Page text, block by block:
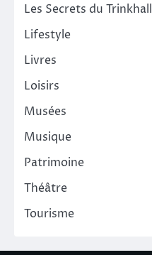
Les Secrets du Trinkhall
Lifestyle
Livres
Loisirs
Musées
Musique
Patrimoine
Théâtre
Tourisme